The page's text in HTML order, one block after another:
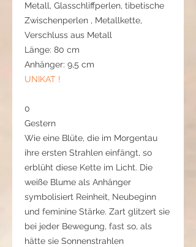
Metall, Glasschliffperlen, tibetische
Zwischenperlen , Metallkette,
Verschluss aus Metall
Länge: 80 cm
Anhänger: 9,5 cm
UNIKAT !
0
Gestern
Wie eine Blüte, die im Morgentau
ihre ersten Strahlen einfängt, so
erblüht diese Kette im Licht. Die
weiße Blume als Anhänger
symbolisiert Reinheit, Neubeginn
und feminine Stärke. Zart glitzert sie
bei jeder Bewegung, fast so, als
hätte sie Sonnenstrahlen